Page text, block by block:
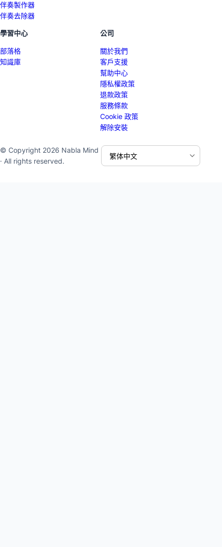
伴奏製作器
伴奏去除器
學習中心
部落格
知識庫
公司
關於我們
客戶支援
幫助中心
隱私權政策
退款政策
服務條款
Cookie 政策
解除安裝
© Copyright 2026 Nabla Mind
· All rights reserved.